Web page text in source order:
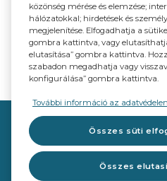
közönség mérése és elemzése;
hálózatokkal; hirdetések és
megjelenítése. Elfogadhatja a
gombra kattintva, vagy
elutasítása” gombra kattintva.
szabadon megadhatja vagy
konfigurálása” gombra kattintva.
További információ az
Összes süti
Összes